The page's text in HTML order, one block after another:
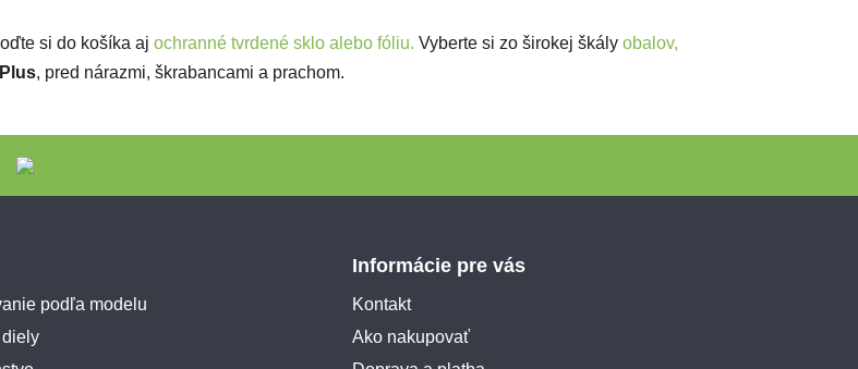
si do košíka aj ochranné tvrdené sklo alebo fóliu. Vyberte si zo širokej škály obalov,
, pred nárazmi, škrabancami a prachom.
podľa modelu
Informácie pre vás
Kontakt
Ako nakupovať